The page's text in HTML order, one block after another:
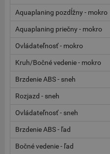
Aquaplaning pozdĺžny - mokro
Aquaplaning priečny - mokro
Ovládateľnosť - mokro
Kruh/Bočné vedenie - mokro
Brzdenie ABS - sneh
Rozjazd - sneh
Ovládateľnosť - sneh
Brzdenie ABS - ľad
Bočné vedenie - ľad